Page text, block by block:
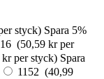
styck) Spara 5%
(50,59 kr per
per styck) Spara
1152 (40,99